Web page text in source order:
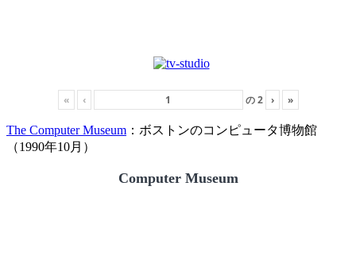
« ‹ の2 › »
The Computer Museum ：ボストンのコンピュータ博物館
（1990年10月）
Computer Museum